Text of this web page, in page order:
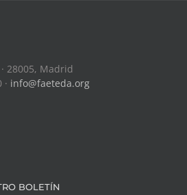
28005, Madrid
info@faeteda.org
BOLETÍN